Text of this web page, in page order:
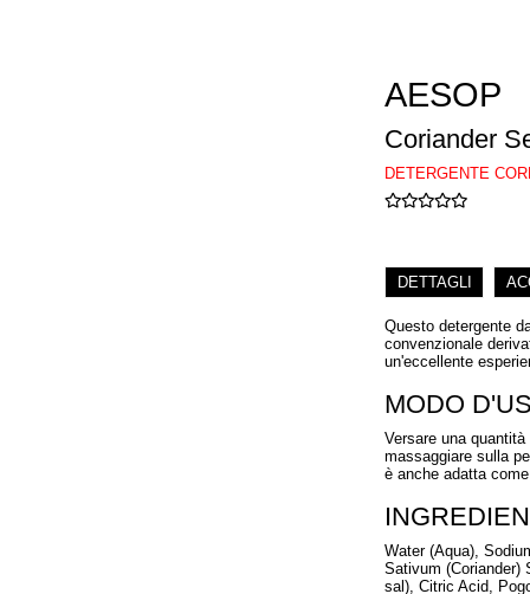
AESOP
Coriander
DETERGENTE
DETTAGLI
Questo detergente
convenzionale
un'eccellente
MODO
Versare una
massaggiare sulla
è anche adatta
Water (Aqua),
Sativum (Coriander)
sal), Citric Acid,